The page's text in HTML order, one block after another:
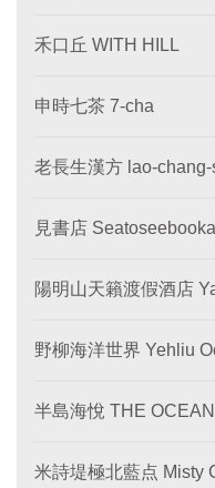
禾口丘 WITH HILL
申時七茶 7-cha
老長生漢方 lao-
見書店
陽明山天籟渡假酒店
野柳海洋世界 Yehliu
半島海悅 THE
米詩堤極北藍点 Misty